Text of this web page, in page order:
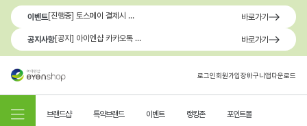
이벤트 [진행중] 토스페이 결제시 최대 1.3만원 혜택 바로가기
공지사항 [공지] 아이엔샵 카카오톡 1:1 문의 채널 이용 안내 바로가기
로그인회원가입장바구니앱다운로드
브랜드샵 특약브랜드 이벤트 랭킹존 포인트몰